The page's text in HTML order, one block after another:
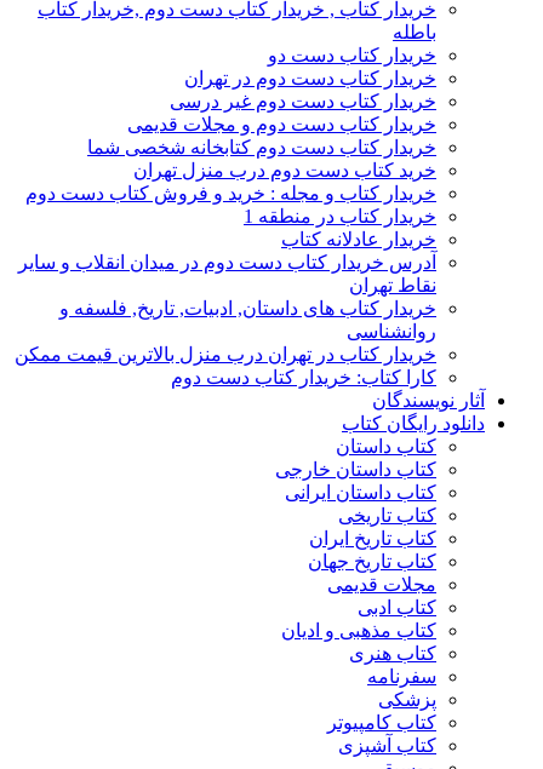
خریدار کتاب , خریدار کتاب دست دوم ,خریدار کتاب
باطله
خریدار کتاب دست دو
خریدار کتاب دست دوم در تهران
خریدار کتاب دست دوم غیر درسی
خریدار کتاب دست دوم و مجلات قدیمی
خریدار کتاب دست دوم کتابخانه شخصی شما
خرید کتاب دست دوم درب منزل تهران
خریدار کتاب و مجله : خرید و فروش کتاب دست دوم
خریدار کتاب در منطقه 1
خریدار عادلانه کتاب
آدرس خریدار کتاب دست دوم در میدان انقلاب و سایر
نقاط تهران
خریدار کتاب های داستان, ادبیات, تاریخ, فلسفه و
روانشناسی
خریدار کتاب در تهران درب منزل بالاترین قیمت ممکن
کارا کتاب: خریدار کتاب دست دوم
آثار نویسندگان
دانلود رایگان کتاب
کتاب داستان
کتاب داستان خارجی
کتاب داستان ایرانی
کتاب تاریخی
کتاب تاریخ ایران
کتاب تاریخ جهان
مجلات قدیمی
کتاب ادبی
کتاب مذهبی و ادیان
کتاب هنری
سفرنامه
پزشکی
کتاب کامپیوتر
کتاب آشپزی